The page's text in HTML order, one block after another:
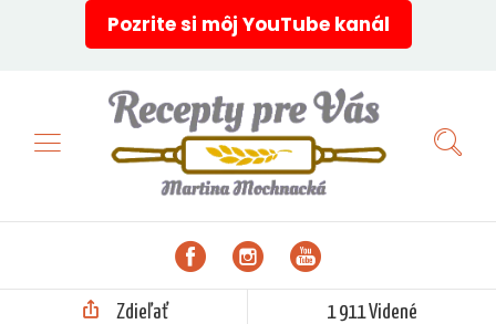
Pozrite si môj YouTube kanál
Zdieľať 1 911 Videné